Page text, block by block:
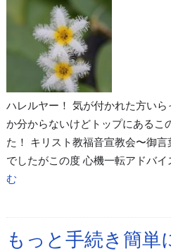
ハレルヤー！ 気が付かれた方い
か分からないけどトップにあるこ
た！ キリスト教福音宣教会〜御
でしたがこの度 心機一転アドバイ
む
もっと手続き簡単